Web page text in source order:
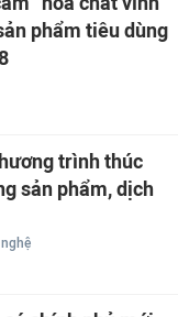
phẩm tiêu dùng
trình thúc
sản phẩm, dịch